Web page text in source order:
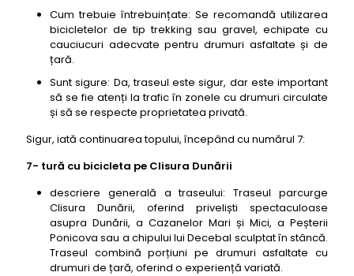
Cum trebuie întrebuințate: Se recomandă utilizarea
bicicletelor de tip trekking sau gravel, echipate cu
cauciucuri adecvate pentru drumuri asfaltate și de
țară.
Sunt sigure: Da, traseul este sigur, dar este important
să se fie atenți la trafic în zonele cu drumuri circulate
și să se respecte proprietatea privată.
Sigur, iată continuarea topului, începând cu numărul 7:
7- tură cu bicicleta pe Clisura Dunării
descriere generală a traseului: Traseul parcurge
Clisura Dunării, oferind priveliști spectaculoase
asupra Dunării, a Cazanelor Mari și Mici, a Peșterii
Ponicova sau a chipului lui Decebal sculptat în stâncă.
Traseul combină porțiuni pe drumuri asfaltate cu
drumuri de țară, oferind o experiență variată.